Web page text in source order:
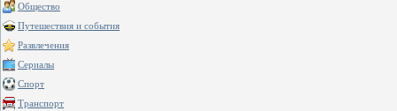
Общество
Путешествия и события
Развлечения
Сериалы
Спорт
Транспорт